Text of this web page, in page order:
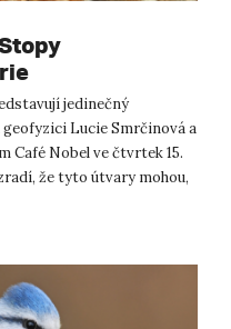
jedinečný
Lucie Smrčinová a
Café Nobel ve čtvrtek 15.
že tyto útvary mohou,